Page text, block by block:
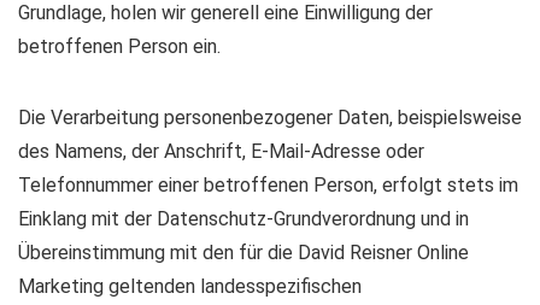
Grundlage, holen wir generell eine Einwilligung der
betroffenen Person ein.
Die Verarbeitung personenbezogener Daten, beispielsweise
des Namens, der Anschrift, E-Mail-Adresse oder
Telefonnummer einer betroffenen Person, erfolgt stets im
Einklang mit der Datenschutz-Grundverordnung und in
Übereinstimmung mit den für die David Reisner Online
Marketing geltenden landesspezifischen